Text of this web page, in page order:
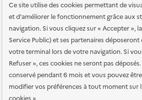
Ce site utilise des cookies permettant de
et d'améliorer le fonctionnement grâce aux
navigation. Si vous cliquez sur « Accepter »,
Service Public) et ses partenaires déposeront
votre terminal lors de votre navigation. Si
Refuser », ces cookies ne seront pas
conservé pendant 6 mois et vous pouvez
modifier vos préférences à tout moment sur
Plan du site Accessibilité : totalement
services en ligne Mentions légales Données
Conditions générales d'utilisation Gestion des